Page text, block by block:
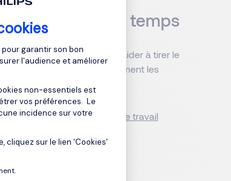
Consentement : Personnalisez
garantir son bon
l'audience et améliorer
non-essentiels est
vos préférences. Le
incidence sur votre
cliquez sur le lien 'Cookies'
en gestion du temps
temps qui peuvent vous aider à tirer le
des plus courantes et comment les
rend meilleur dans votre travail